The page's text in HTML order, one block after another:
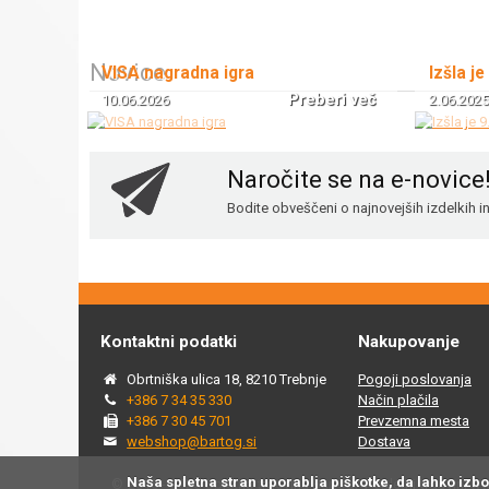
Novice
VISA nagradna igra
10.06.2026 Preberi več
Izšla
2.06.2025
Naročite se na e-novice!
Bodite obveščeni o najnovejših izdelkih
Kontaktni podatki
Obrtniška ulica 18, 8210 Trebnje
+386 7 34 35 330
+386 7 30 45 701
webshop@bartog.si
Nakupovanje
Pogoji poslovanja
Način plačila
Prevzemna mesta
Dostava
© 2015 - 2025 Spletna trgovina Bartog, v spletni trgovini
Naša spletna stran uporablja piškotke, da lahko